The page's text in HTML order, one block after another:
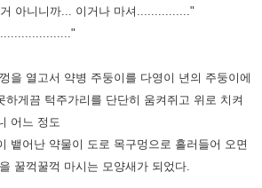
아니니까... 이거나 마셔..............."
을 열고서 약병 주둥이를 다영이 년의 주둥이에
하게끔 턱주가리를 단단히 움켜쥐고 위로 치켜
어느 정도
뱉어난 약물이 도로 목구멍으로 흘러들어 오면
꿀꺽꿀꺽 마시는 모양새가 되었다.